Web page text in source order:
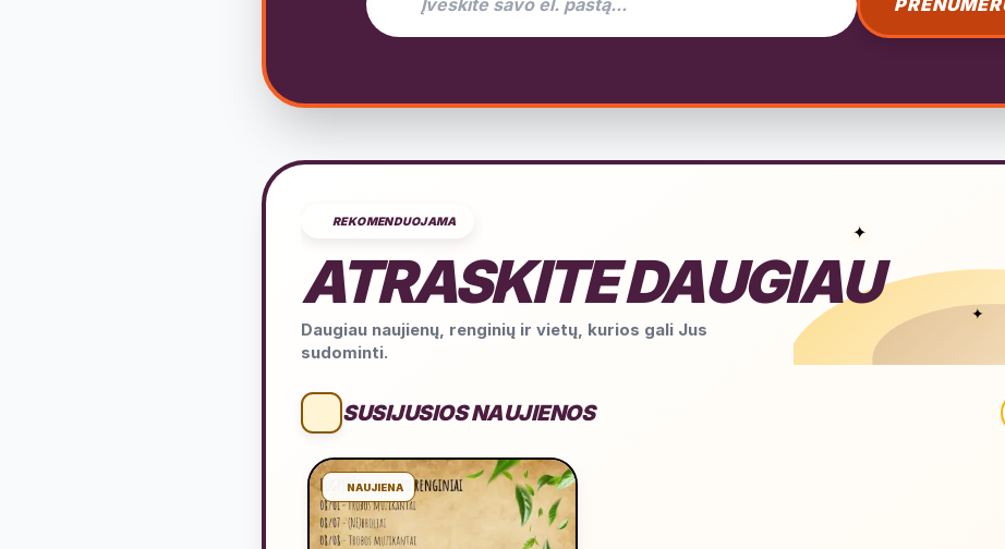
REKOMENDUOJAMA
ATRASKITE DAUGIAU
Daugiau naujienų, renginių ir vietų, kurios gali Jus
sudominti.
✦
✦
SUSIJUSIOS NAUJIENOS
NAUJIENA